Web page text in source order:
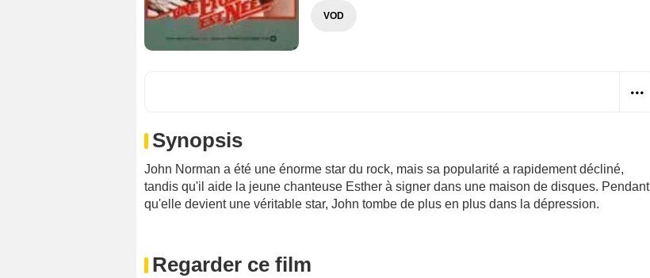
VOD
Synopsis
John Norman a été une énorme star du rock, mais sa popularité a rapidement décliné,
tandis qu'il aide la jeune chanteuse Esther à signer dans une maison de disques. Pendant
qu'elle devient une véritable star, John tombe de plus en plus dans la dépression.
Regarder ce film